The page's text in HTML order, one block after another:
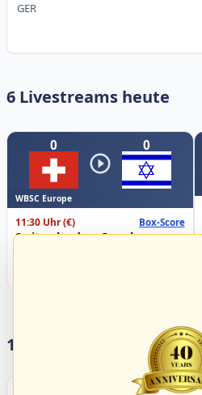
GER
6 Livestreams heute
0 0
WBSC Europe
11:30 Uhr(€) Box-Score
Switzerland vs. Israel
17 Vereine im S/HBV